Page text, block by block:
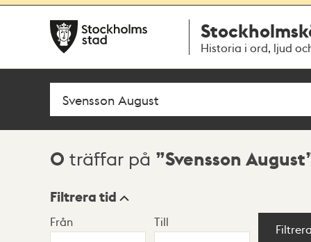
navigationen
huvudinnehållet
Historia i ord, ljud
Sök
Sökresultat
0 träffar på Svensson August
Visningsläge
Filtrera tid
Från Till